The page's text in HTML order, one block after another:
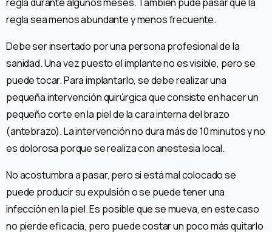
regla sea menos abundante y menos frecuente.
Debe ser insertado por una persona profesional de la
sanidad. Una vez puesto el implante no es visible, pero se
puede tocar. Para implantarlo, se debe realizar una
pequeña intervención quirúrgica que consiste en hacer un
pequeño corte en la piel de la cara interna del brazo
(antebrazo). La intervención no dura más de 10 minutos y no
es dolorosa porque se realiza con anestesia local.
No acostumbra a pasar, pero si está mal colocado se
puede producir su expulsión o se puede tener una
infección en la piel. Es posible que se mueva, en este caso
no pierde eficacia, pero puede costar un poco más quitarlo